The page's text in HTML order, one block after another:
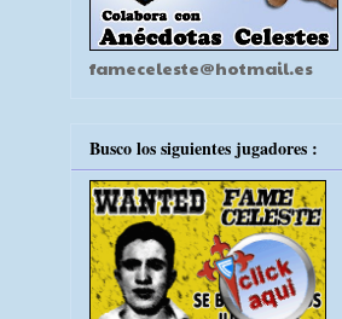
fameceleste@hotmail.es
Busco los siguientes jugadores :